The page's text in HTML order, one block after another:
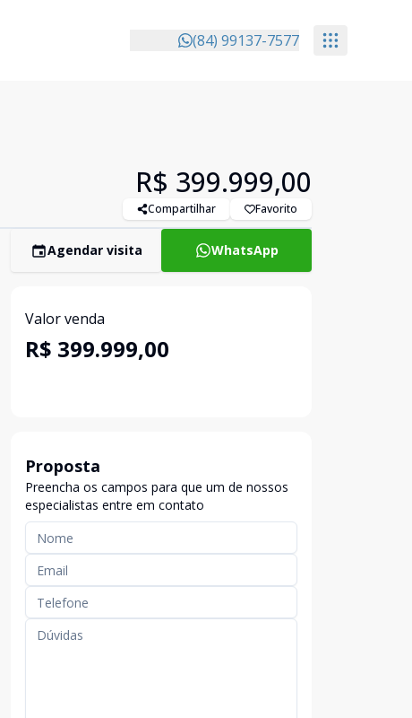
(84) 99137-7577
R$ 399.999,00
Compartilhar Favorito
Agendar visita WhatsApp
Valor venda
R$ 399.999,00
Proposta
Preencha os campos para que um de nossos
especialistas entre em contato